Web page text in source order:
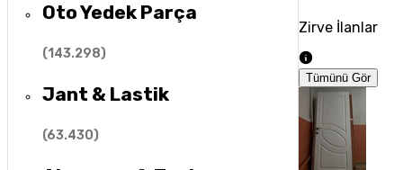
Oto Yedek Parça
(143.298)
Jant & Lastik
(63.430)
Zirve İlanlar
Tümünü Gör